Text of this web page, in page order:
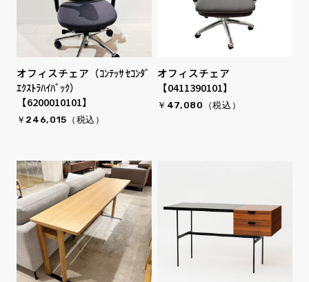
オフィスチェア（ｺﾝﾃｯｻ ｾｺﾝﾀﾞ
ｴｸｽﾄﾗﾊｲﾊﾞｯｸ）
【6200010101】
￥246,015（税込）
オフィスチェア
【0411390101】
￥47,080（税込）